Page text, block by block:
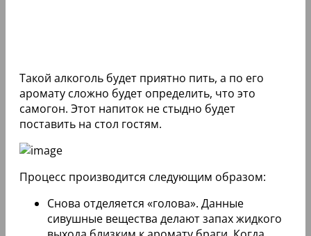
Такой алкоголь будет приятно пить, а по его
аромату сложно будет определить, что это
самогон. Этот напиток не стыдно будет
поставить на стол гостям.
Процесс производится следующим образом:
Снова отделяется «голова». Данные
сивушные вещества делают запах жидкого